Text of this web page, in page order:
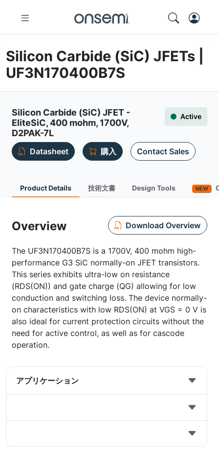
Silicon Carbide (SiC) JFETs |
UF3N170400B7S
Silicon Carbide (SiC) JFET -
EliteSiC, 400 mohm, 1700V,
D2PAK-7L
Active
Datasheet 購入 Contact Sales
Product Details 技術文書 Design Tools NEW
Overview Download Overview
The UF3N170400B7S is a 1700V, 400 mohm high-
performance G3 SiC normally-on JFET transistors.
This series exhibits ultra-low on resistance
(RDS(ON)) and gate charge (QG) allowing for low
conduction and switching loss. The device normally-
on characteristics with low RDS(ON) at VGS = 0 V is
also ideal for current protection circuits without the
need for active control, as well as for cascode
operation.
アプリケーション